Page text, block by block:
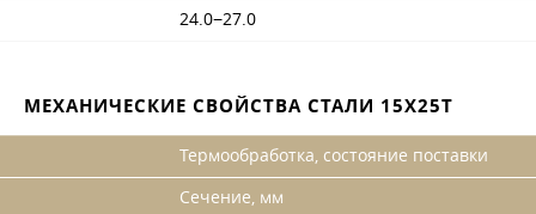
24.0−27.0
МЕХАНИЧЕСКИЕ СВОЙСТВА СТАЛИ 15Х25Т
Термообработка, состояние поставки
Сечение, мм